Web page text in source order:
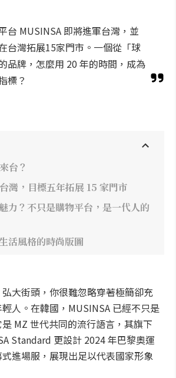
台 MUSINSA 即將進軍台灣，並
台灣拓展15家門市。一個從「球
品牌，怎麼用 20 年的時間，成為
標？
台？
灣，目標五年拓展 15 家門市
力？不只是購物平台，是一代人的
活風格的時尚版圖
大街頭，你很難忽略穿著極簡卻充
人。在韓國，MUSINSA 已經不只是
MZ 世代共同的流行語言，其旗下
Standard 更設計 2024 年巴黎奧運
進場服，展現出足以代表國家形象